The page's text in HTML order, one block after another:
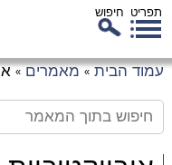
תפריט חיפוש
עמוד הבית » מאמרים »